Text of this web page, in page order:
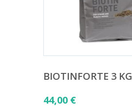
BIOTINFORTE 3 KG
44,00 €